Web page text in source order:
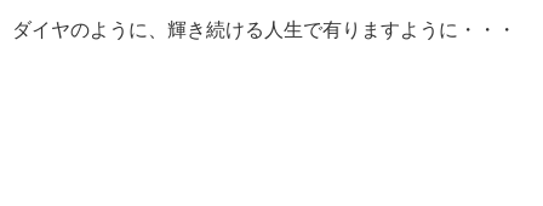
ダイヤのように、輝き続ける人生で有りますように・・・